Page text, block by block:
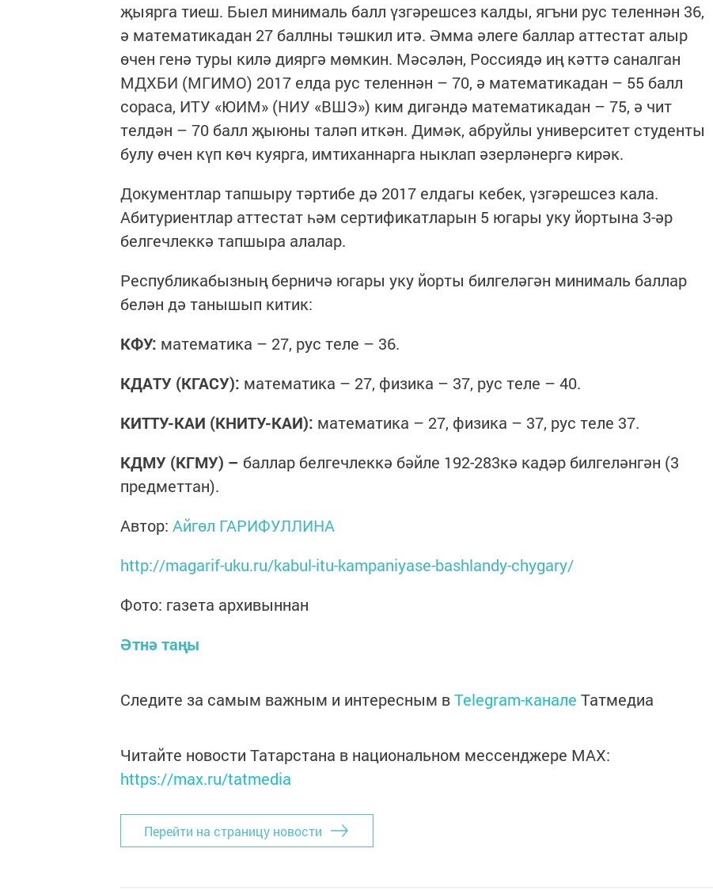
җыярга тиеш. Быел минималь балл үзгәрешсез калды, ягъни рус теленнән 36,
ә математикадан 27 баллны тәшкил итә. Әмма әлеге баллар аттестат алыр
өчен генә туры килә дияргә мөмкин. Мәсәлән, Россиядә иң кәттә саналган
МДХБИ (МГИМО) 2017 елда рус теленнән – 70, ә математикадан – 55 балл
сораса, ИТУ «ЮИМ» (НИУ «ВШЭ») ким дигәндә математикадан – 75, ә чит
телдән – 70 балл җыюны таләп иткән. Димәк, абруйлы университет студенты
булу өчен күп көч куярга, имтиханнарга ныклап әзерләнергә кирәк.
Документлар тапшыру тәртибе дә 2017 елдагы кебек, үзгәрешсез кала.
Абитуриентлар аттестат һәм сертификатларын 5 югары уку йортына 3-әр
белгечлеккә тапшыра алалар.
Республикабызның берничә югары уку йорты билгеләгән минималь баллар
белән дә танышып китик:
КФУ: математика – 27, рус теле – 36.
КДАТУ (КГАСУ): математика – 27, физика – 37, рус теле – 40.
КИТТУ-КАИ (КНИТУ-КАИ): математика – 27, физика – 37, рус теле 37.
КДМУ (КГМУ) – баллар белгечлеккә бәйле 192-283кә кадәр билгеләнгән (3
предметтан).
Автор: Айгөл ГАРИФУЛЛИНА
http://magarif-uku.ru/kabul-itu-kampaniyase-bashlandy-chygary/
Фото: газета архивыннан
Әтнә таңы
Следите за самым важным и интересным вTelegram-канале Татмедиа
Читайте новости Татарстана в национальном мессенджере MАХ:
https://max.ru/tatmedia
Перейти на страницу новости